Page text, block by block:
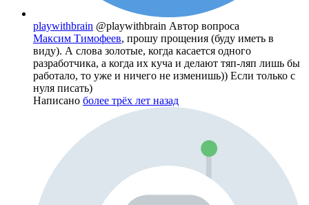
playwithbrain @playwithbrain Автор вопроса
Максим Тимофеев, прошу прощения (буду иметь в
виду). А слова золотые, когда касается одного
разработчика, а когда их куча и делают тяп-ляп лишь бы
работало, то уже и ничего не изменишь)) Если только с
нуля писать)
Написано более трёх лет назад